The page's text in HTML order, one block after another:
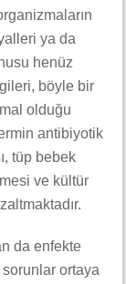
ya da
henüz
böyle bir
olduğu
antibiyotik
tüp bebek
ve kültür
da enfekte
ortaya